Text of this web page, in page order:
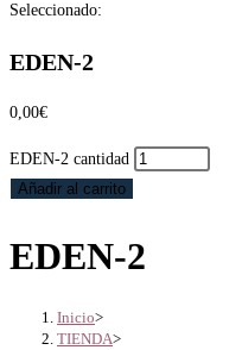
Seleccionado:
EDEN-2
0,00€
EDEN-2 cantidad
Añadir al carrito
EDEN-2
Inicio>
TIENDA>